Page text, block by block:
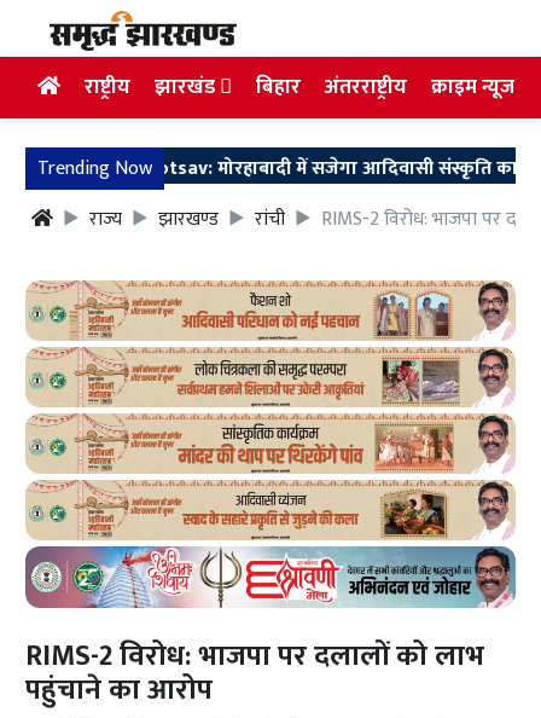
राष्ट्रीय झारखंड बिहार अंतरराष्ट्रीय क्राइम न्यूज
Trending Now
Mahotsav: मोरहाबादी में सजेगा आदिवासी संस्कृति का भव्य मंच,
राज्य
झारखण्ड रांची RIMS-2 विरोध: भाजपा पर
RIMS-2 विरोध: भाजपा पर दलालों को लाभ
पहुंचाने का आरोप